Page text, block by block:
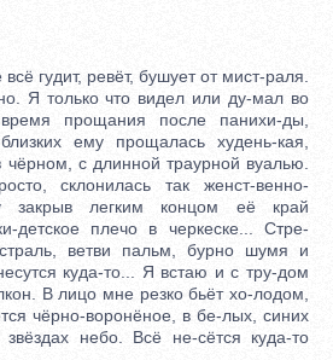
гудит, ревёт, бушует от мист-раля.
Я только что видел или ду-мал во
прощания после панихи-ды,
ему прощалась худень-кая,
чёрном, с длинной траурной вуалью.
склонилась так женст-венно-
закрыв легким концом её край
детское плечо в черкеске... Стре-
ветви пальм, бурно шумя и
куда-то... Я встаю и с тру-дом
В лицо мне резко бьёт хо-лодом,
чёрно-воронёное, в бе-лых, синих
небо. Всё не-сётся куда-то